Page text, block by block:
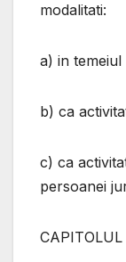
modalitati:
a) in
b) ca
c) ca
persoanei
CAPITOLUL